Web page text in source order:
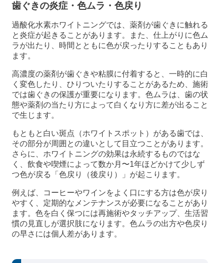
歯ぐきの炎症・色ムラ・色戻り
過酸化水素ホワイトニングでは、薬剤が歯ぐきに触れる
と炎症が起きることがあります。また、仕上がりに色ム
ラが出たり、時間とともに色が戻ったりすることもあり
ます。
高濃度の薬剤が歯ぐきや粘膜に付着すると、一時的に白
く変色したり、ひりついたりすることがあるため、施術
では歯ぐきの保護が重要になります。色ムラは、歯の状
態や薬剤の当たり方によって白くなり方に差が出ること
で生じます。
もともと白い斑点（ホワイトスポット）がある歯では、
その部分が周囲との違いとして目立つことがあります。
さらに、ホワイトニングの効果は永続するものではな
く、飲食や喫煙によって数か月〜1年ほどかけて少しず
つ色が戻る「色戻り（後戻り）」が起こります。
例えば、コーヒーやワインをよく口にする方は色が戻り
やすく、定期的なメンテナンスが必要になることがあり
ます。色を白く保つには再施術やタッチアップ、生活習
慣の見直しが選択肢になります。色ムラの出方や色戻り
の早さには個人差があります。